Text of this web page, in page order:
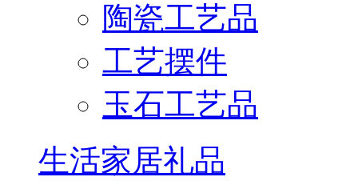
陶瓷工艺品
工艺摆件
玉石工艺品
生活家居礼品